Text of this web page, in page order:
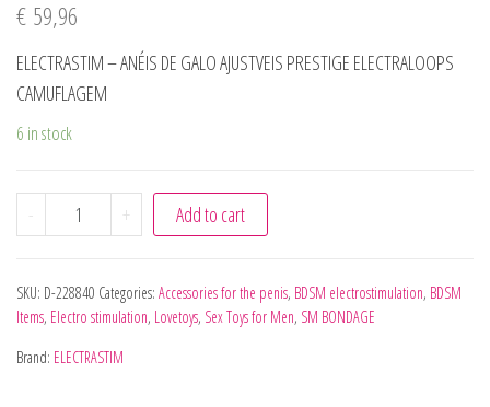
€ 59,96
ELECTRASTIM – ANÉIS DE GALO AJUSTVEIS PRESTIGE ELECTRALOOPS
CAMUFLAGEM
6 in stock
- ELECTRASTIM - ANÉIS DE GALO AJUSTVEIS PRESTIGE
+ Add to cart
SKU: D-228840 Categories: Accessories for the penis, BDSM electrostimulation, BDSM
Items, Electro stimulation, Lovetoys, Sex Toys for Men, SM BONDAGE
Brand: ELECTRASTIM